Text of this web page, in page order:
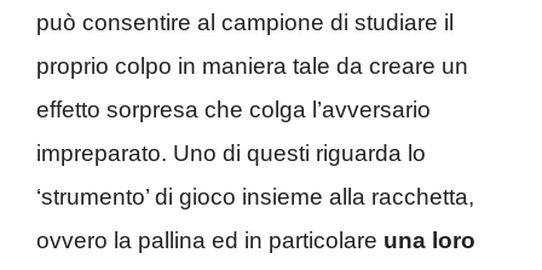
può consentire al campione di studiare il
proprio colpo in maniera tale da creare un
effetto sorpresa che colga l’avversario
impreparato. Uno di questi riguarda lo
‘strumento’ di gioco insieme alla racchetta,
ovvero la pallina ed in particolare una loro